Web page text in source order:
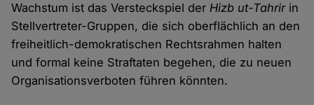
Wachstum ist das Versteckspiel derHizb ut-Tahririn
Stellvertreter-Gruppen, die sich oberflächlich an den
freiheitlich-demokratischen Rechtsrahmen halten
und formal keine Straftaten begehen, die zu neuen
Organisationsverboten führen könnten.